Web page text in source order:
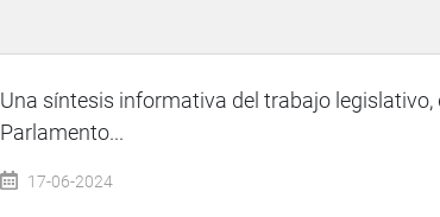
Una síntesis informativa del trabajo
Parlamento...
17-06-2024